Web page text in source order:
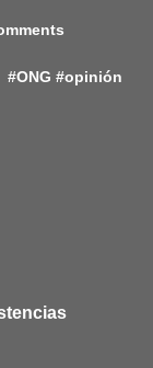
#ONG #opinión